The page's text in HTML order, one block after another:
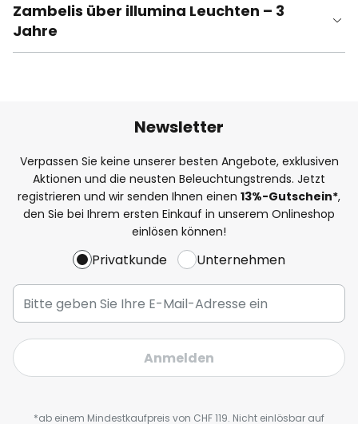
Zambelis über illumina Leuchten – 3
Jahre
Newsletter
Verpassen Sie keine unserer besten Angebote, exklusiven
Aktionen und die neusten Beleuchtungstrends. Jetzt
registrieren und wir senden Ihnen einen 13%-Gutschein*,
den Sie bei Ihrem ersten Einkauf in unserem Onlineshop
einlösen können!
Privatkunde Unternehmen
Anmelden
*ab einem Mindestkaufpreis von CHF 119. Nicht einlösbar auf